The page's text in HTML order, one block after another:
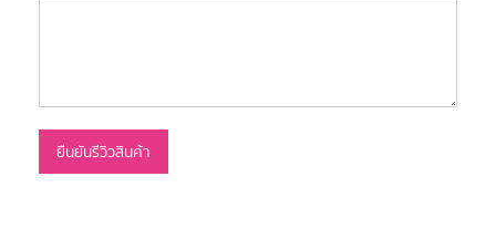
ยืนยันรีวิวสินค้า